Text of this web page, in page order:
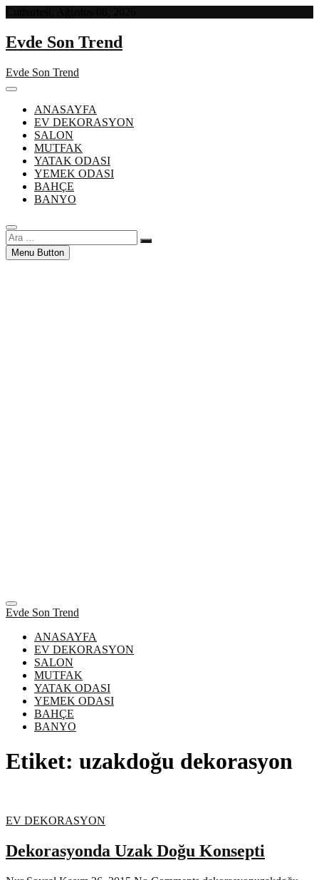
content
Evde Son Trend
Evde Son Trend
ANASAYFA
EV DEKORASYON
SALON
MUTFAK
YATAK ODASI
YEMEK ODASI
BAHÇE
BANYO
Ara
…Menu Button
Evde Son Trend
ANASAYFA
EV DEKORASYON
SALON
MUTFAK
YATAK ODASI
YEMEK ODASI
BAHÇE
BANYO
Etiket: uzakdoğu dekorasyon
EV DEKORASYON
Dekorasyonda Uzak Doğu Konsepti